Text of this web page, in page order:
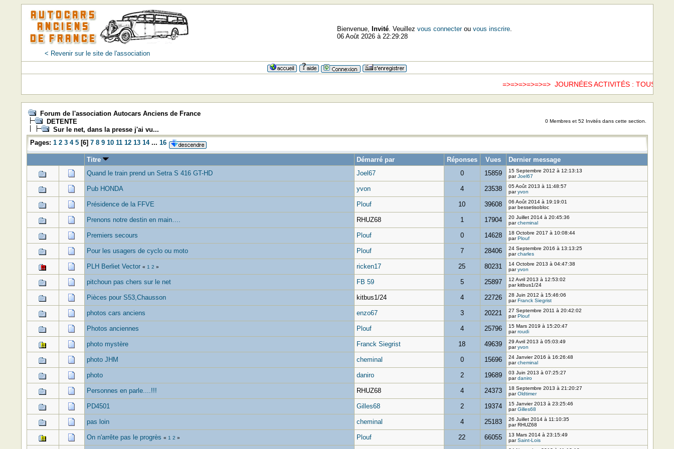
< Revenir sur le site de l'association
Bienvenue, Invité. Veuillez vous connecterou vous inscrire.
06 Août 2026 à 22:29:28
=>=>=>=>=>=> JOURNÉES ACTIVITÉS : TOUS LES
Forum de l'association Autocars Anciens de France
DETENTE
Sur le net, dans la presse j'ai vu...
0 Membres et 52 Invités dans cette section.
Pages: 1 2 3 4 5[6] 7 8 9 10 11 12 13 14 ... 16
Titre Démarré par Réponses Vues
Dernier message
Quand le train prend un Setra S 416 GT-HD
Joel67 0 15859
15 Septembre 2012 à 12:13:13
parJoel67
Pub HONDA yvon 4 23538
05 Août 2013 à 11:48:57
paryvon
Présidence de la FFVE Plouf 10 39608
06 Août 2014 à 19:19:01
par bessetisobloc
Prenons notre destin en main…. RHUZ68 1 17904
20 Juillet 2014 à 20:45:36
parcheminal
Premiers secours Plouf 0 14628
18 Octobre 2017 à 10:08:44
parPlouf
Pour les usagers de cyclo ou moto Plouf 7 28406
24 Septembre 2016 à 13:13:25
parcharles
PLH Berliet Vector « 1 2 » ricken17 25 80231
14 Octobre 2013 à 04:47:38
paryvon
pitchoun pas chers sur le net FB 59 5 25897
12 Avril 2013 à 12:53:02
par kitbus1/24
Pièces pour S53,Chausson kitbus1/24 4 22726
28 Juin 2012 à 15:46:06
parFranck Siegrist
photos cars anciens enzo67 3 20221
27 Septembre 2011 à 20:42:02
parPlouf
Photos anciennes Plouf 4 25796
15 Mars 2019 à 15:20:47
parroudi
photo mystère Franck Siegrist 18 49639
29 Avril 2013 à 05:03:49
paryvon
photo JHM cheminal 0 15696
24 Janvier 2016 à 16:26:48
parcheminal
photo daniro 2 19689
03 Juin 2013 à 07:25:27
pardaniro
Personnes en parle....!!! RHUZ68 4 24373
18 Septembre 2013 à 21:20:27
parOldtimer
PD4501 Gilles68 2 19374
15 Janvier 2013 à 23:25:46
parGilles68
pas loin cheminal 4 25183
26 Juillet 2014 à 11:10:35
par RHUZ68
On n'arrête pas le progrès « 1 2 » Plouf 22 66055
13 Mars 2014 à 23:15:49
parSaint-Lois